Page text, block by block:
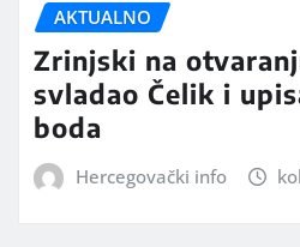
AKTUALNO
Zrinjski na
svladao Čelik i
boda
Hercegovački info